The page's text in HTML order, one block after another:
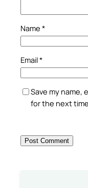
Name *
Email*
Save my name,
for the next